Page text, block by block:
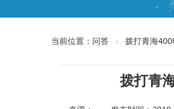
当前位置： 问答 拨打青海
拨打青